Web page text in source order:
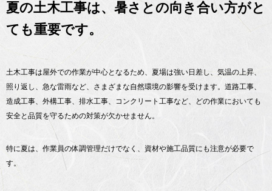
夏の土木工事は、暑さとの向き合い方がと
ても重要です。
土木工事は屋外での作業が中心となるため、夏場は強い日差し、気温の上昇、
照り返し、急な雷雨など、さまざまな自然環境の影響を受けます。道路工事、
造成工事、外構工事、排水工事、コンクリート工事など、どの作業においても
安全と品質を守るための対策が欠かせません。
特に夏は、作業員の体調管理だけでなく、資材や施工品質にも注意が必要で
す。